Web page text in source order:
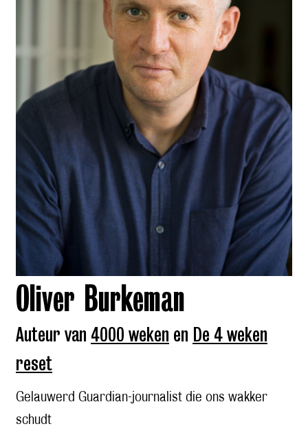
Oliver Burkeman
Auteur van 4000 weken en De 4 weken
reset
Gelauwerd Guardian-journalist die ons wakker
schudt